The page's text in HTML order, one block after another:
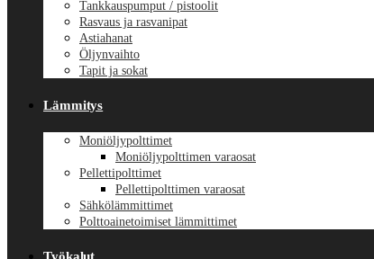
Tankkauspumput / pistoolit
Rasvaus ja rasvanipat
Astiahanat
Öljynvaihto
Tapit ja sokat
Lämmitys
Moniöljypolttimet
Moniöljypolttimen varaosat
Pellettipolttimet
Pellettipolttimen varaosat
Sähkölämmittimet
Polttoainetoimiset lämmittimet